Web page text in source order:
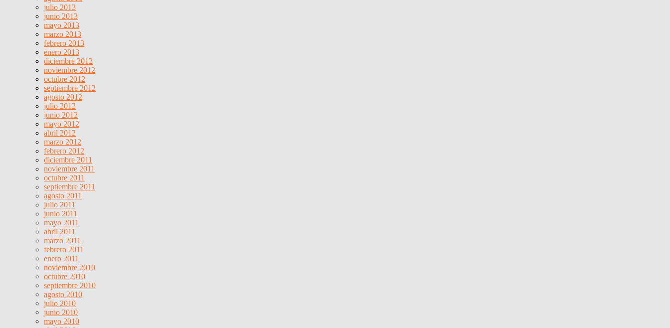
julio 2013
junio 2013
mayo 2013
marzo 2013
febrero 2013
enero 2013
diciembre 2012
noviembre 2012
octubre 2012
septiembre 2012
agosto 2012
julio 2012
junio 2012
mayo 2012
abril 2012
marzo 2012
febrero 2012
diciembre 2011
noviembre 2011
octubre 2011
septiembre 2011
agosto 2011
julio 2011
junio 2011
mayo 2011
abril 2011
marzo 2011
febrero 2011
enero 2011
noviembre 2010
octubre 2010
septiembre 2010
agosto 2010
julio 2010
junio 2010
mayo 2010